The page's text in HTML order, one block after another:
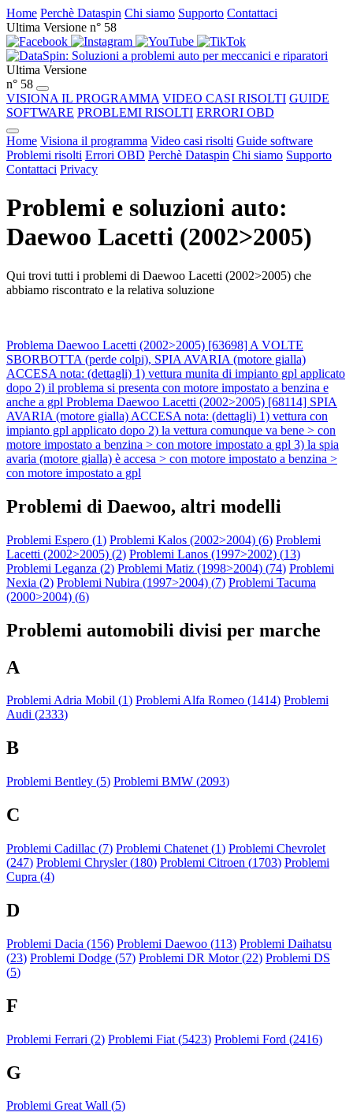
Home Perchè Dataspin Chi siamo Supporto Contattaci
Ultima Versione n° 58
Ultima Versione
n° 58
VISIONA IL PROGRAMMA VIDEO CASI RISOLTI GUIDE
SOFTWARE PROBLEMI RISOLTI ERRORI OBD
Home Visiona il programma Video casi risolti Guide software
Problemi risolti Errori OBD Perchè Dataspin Chi siamo Supporto
Contattaci Privacy
Problemi e soluzioni auto:
Daewoo Lacetti (2002>2005)
Qui trovi tutti i problemi di Daewoo Lacetti (2002>2005) che
abbiamo riscontrato e la relativa soluzione
Problema Daewoo Lacetti (2002>2005) [63698] A VOLTE
SBORBOTTA (perde colpi), SPIA AVARIA (motore gialla)
ACCESA nota: (dettagli) 1) vettura munita di impianto gpl applicato
dopo 2) il problema si presenta con motore impostato a benzina e
anche a gpl Problema Daewoo Lacetti (2002>2005) [68114] SPIA
AVARIA (motore gialla) ACCESA nota: (dettagli) 1) vettura con
impianto gpl applicato dopo 2) la vettura comunque va bene > con
motore impostato a benzina > con motore impostato a gpl 3) la spia
avaria (motore gialla) è accesa > con motore impostato a benzina >
con motore impostato a gpl
Problemi di Daewoo, altri modelli
Problemi Espero (1) Problemi Kalos (2002>2004) (6) Problemi
Lacetti (2002>2005) (2) Problemi Lanos (1997>2002) (13)
Problemi Leganza (2) Problemi Matiz (1998>2004) (74) Problemi
Nexia (2) Problemi Nubira (1997>2004) (7) Problemi Tacuma
(2000>2004) (6)
Problemi automobili divisi per marche
A
Problemi Adria Mobil (1) Problemi Alfa Romeo (1414) Problemi
Audi (2333)
B
Problemi Bentley (5) Problemi BMW (2093)
C
Problemi Cadillac (7) Problemi Chatenet (1) Problemi Chevrolet
(247) Problemi Chrysler (180) Problemi Citroen (1703) Problemi
Cupra (4)
D
Problemi Dacia (156) Problemi Daewoo (113) Problemi Daihatsu
(23) Problemi Dodge (57) Problemi DR Motor (22) Problemi DS
(5)
F
Problemi Ferrari (2) Problemi Fiat (5423) Problemi Ford (2416)
G
Problemi Great Wall (5)